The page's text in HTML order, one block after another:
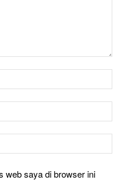
web saya di browser ini